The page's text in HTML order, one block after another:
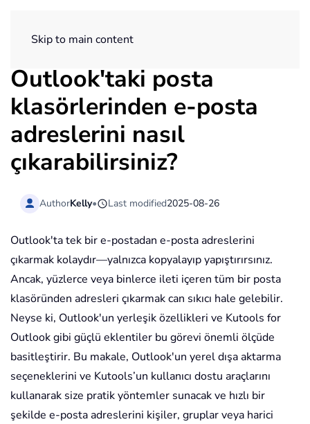
Skip to main content
Outlook'taki posta
klasörlerinden e-posta
adreslerini nasıl
çıkarabilirsiniz?
AuthorKelly• Last modified2025-08-26
Outlook'ta tek bir e-postadan e-posta adreslerini
çıkarmak kolaydır—yalnızca kopyalayıp yapıştırırsınız.
Ancak, yüzlerce veya binlerce ileti içeren tüm bir posta
klasöründen adresleri çıkarmak can sıkıcı hale gelebilir.
Neyse ki, Outlook'un yerleşik özellikleri ve Kutools for
Outlook gibi güçlü eklentiler bu görevi önemli ölçüde
basitleştirir. Bu makale, Outlook'un yerel dışa aktarma
seçeneklerini ve Kutools’un kullanıcı dostu araçlarını
kullanarak size pratik yöntemler sunacak ve hızlı bir
şekilde e-posta adreslerini kişiler, gruplar veya harici